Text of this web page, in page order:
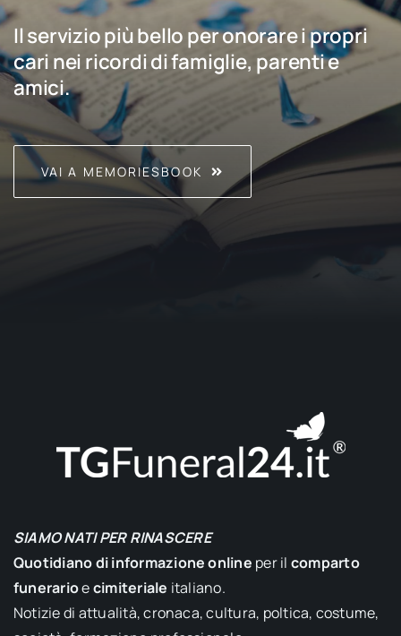
Il servizio più bello per onorare i propri
cari nei ricordi di famiglie, parenti e
amici.
VAI A MEMORIESBOOK
SIAMO NATI PER RINASCERE
Quotidiano di informazione online per il comparto
funerarioecimiteriale italiano.
Notizie di attualità, cronaca, cultura, poltica, costume,